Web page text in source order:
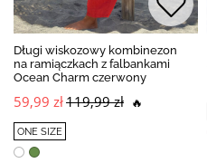
Długi wiskozowy kombinezon
na ramiączkach z falbankami
Ocean Charm czerwony
59,99 zł119,99 zł 🔥
ONE SIZE